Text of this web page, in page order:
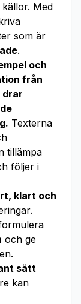
Med
som är
.
och
från
drar
Texterna
tillämpa
följer i
klart och
och ge
sätt
kan